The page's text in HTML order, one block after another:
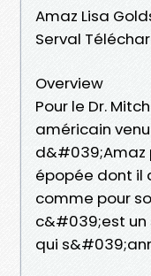
Amaz Lisa
Serval
Overview
Pour le Dr.
américain
d&#039;Amaz
épopée dont il
comme pour
c&#039;est un
qui